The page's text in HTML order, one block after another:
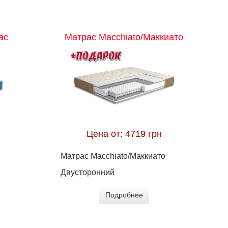
Матрас Macchiato/Маккиато
Цена от: 4719 грн
Матрас Macchiato/Маккиато
Двусторонний
Подробнее